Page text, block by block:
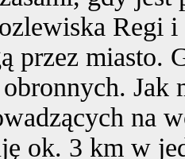
Regi
przez miasto.
Jak
na
ok. 3 km w